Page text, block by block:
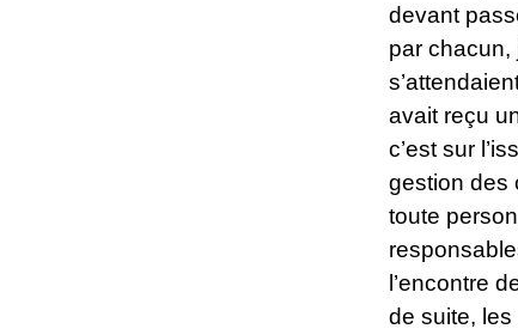
devant
par
avait reçu
c’est sur
gestion des
toute
l’encontre
de suite, les